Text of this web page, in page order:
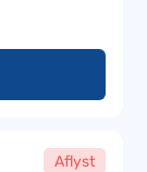
Aflyst